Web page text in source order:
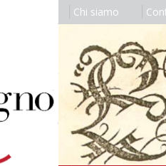
Chi siamo